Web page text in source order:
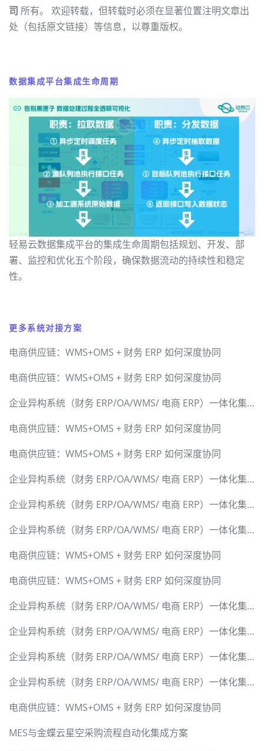
司 所有。 欢迎转载，但转载时必须在显著位置注明文章出
处（包括原文链接）等信息，以尊重版权。
数据集成平台集成生命周期
轻易云数据集成平台的集成生命周期包括规划、开发、部
署、监控和优化五个阶段，确保数据流动的持续性和稳定
性。
更多系统对接方案
电商供应链：WMS+OMS + 财务 ERP 如何深度协同
电商供应链：WMS+OMS + 财务 ERP 如何深度协同
企业异构系统（财务 ERP/OA/WMS/ 电商 ERP）一体化集成解决方案
电商供应链：WMS+OMS + 财务 ERP 如何深度协同
电商供应链：WMS+OMS + 财务 ERP 如何深度协同
企业异构系统（财务 ERP/OA/WMS/ 电商 ERP）一体化集成解决方案
企业异构系统（财务 ERP/OA/WMS/ 电商 ERP）一体化集成解决方案
企业异构系统（财务 ERP/OA/WMS/ 电商 ERP）一体化集成解决方案
电商供应链：WMS+OMS + 财务 ERP 如何深度协同
电商供应链：WMS+OMS + 财务 ERP 如何深度协同
企业异构系统（财务 ERP/OA/WMS/ 电商 ERP）一体化集成解决方案
企业异构系统（财务 ERP/OA/WMS/ 电商 ERP）一体化集成解决方案
企业异构系统（财务 ERP/OA/WMS/ 电商 ERP）一体化集成解决方案
企业异构系统（财务 ERP/OA/WMS/ 电商 ERP）一体化集成解决方案
电商供应链：WMS+OMS + 财务 ERP 如何深度协同
MES与金蝶云星空采购流程自动化集成方案